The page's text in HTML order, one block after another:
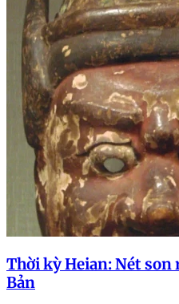
Thời kỳ Heian: Nét son
Bản